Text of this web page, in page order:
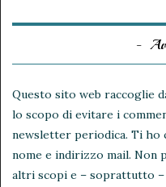
Questo sito web raccoglie
lo scopo di evitare i
newsletter periodica. Ti
nome e indirizzo mail.
altri scopi e – soprattutto –